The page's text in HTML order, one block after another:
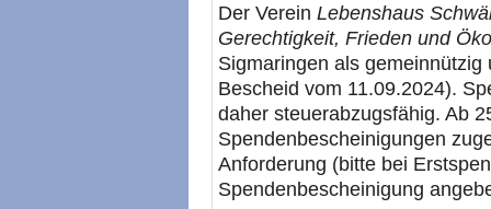
Der Verein Lebenshaus
Gerechtigkeit, Frieden und
Sigmaringen als
Bescheid vom 11.09.2024).
daher steuerabzugsfähig. Ab
Spendenbescheinigungen
Anforderung (bitte bei
Spendenbescheinigung